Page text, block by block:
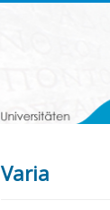
Varia